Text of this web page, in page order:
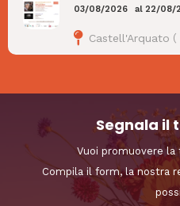
03/08/2026 al 22/08/
Castell'Arquato (
Segnala il
Vuoi promuovere la
Compila il form, la nostra